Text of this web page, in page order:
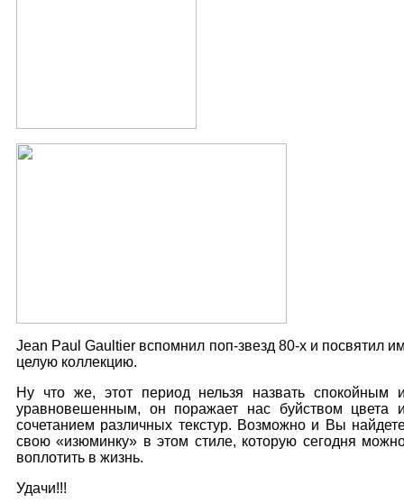
Jean Paul Gaultier вспомнил поп-звезд 80-х и посвятил
целую коллекцию.
Ну что же, этот период нельзя назвать спокойным
уравновешенным, он поражает нас буйством цвета
сочетанием различных текстур. Возможно и Вы
свою «изюминку» в этом стиле, которую сегодня
воплотить в жизнь.
Удачи!!!